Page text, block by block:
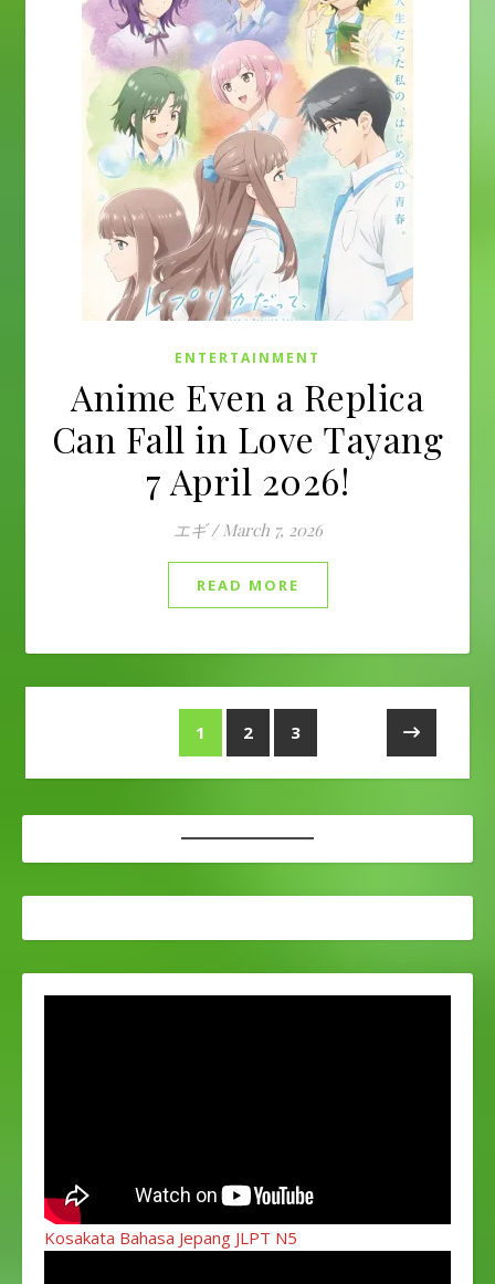
ENTERTAINMENT
Anime Even a Replica
Can Fall in Love Tayang
7 April 2026!
エギ / March 7, 2026
READ MORE
1 2 3
Kosakata Bahasa Jepang JLPT N5